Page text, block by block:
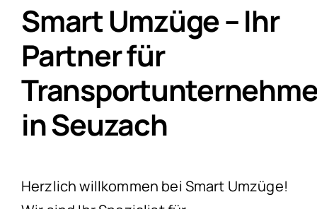
Smart Umzüge – Ihr
Partner für
in Seuzach
Herzlich willkommen bei Smart Umzüge!